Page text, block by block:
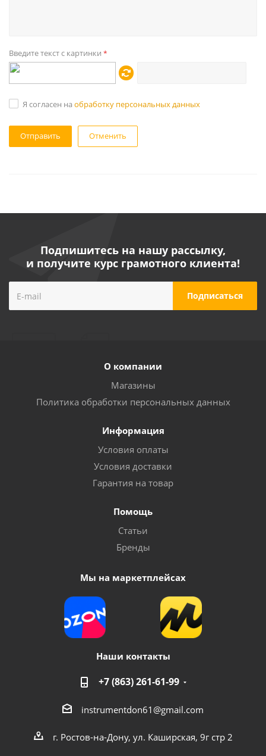
Введите текст с картинки *
Я согласен на обработку персональных данных
Отменить
Подпишитесь на нашу рассылку,
и получите курс грамотного клиента!
О компании
Магазины
Политика обработки персональных данных
Информация
Условия оплаты
Условия доставки
Гарантия на товар
Помощь
Статьи
Бренды
Мы на маркетплейсах
Наши контакты
+7 (863) 261-61-99
instrumentdon61@gmail.com
г. Ростов-на-Дону, ул. Каширская, 9г стр 2